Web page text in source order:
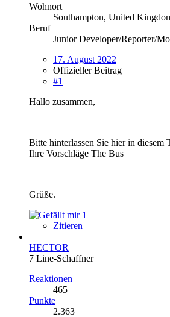
Wohnort
Southampton, United
Beruf
Junior Developer/Reporter/
17. August 2022
Offizieller Beitrag
#1
Hallo zusammen,
Bitte hinterlassen Sie hier in diesem
Ihre Vorschläge The Bus
Grüße.
1
Zitieren
HECTOR
7 Line-Schaffner
Reaktionen
465
Punkte
2.363